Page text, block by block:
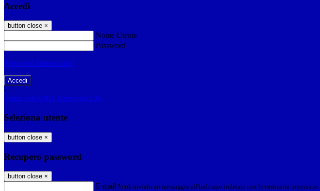
Accedi
button close ×
Nome Utente
Password
Password dimenticata?
-
Entra con SPID Entra con CIE
Seleziona utente
button close ×
Recupero password
button close ×
E-mail Verrà inviato un messaggio all'indirizzo indicato con le istruzioni necessarie.